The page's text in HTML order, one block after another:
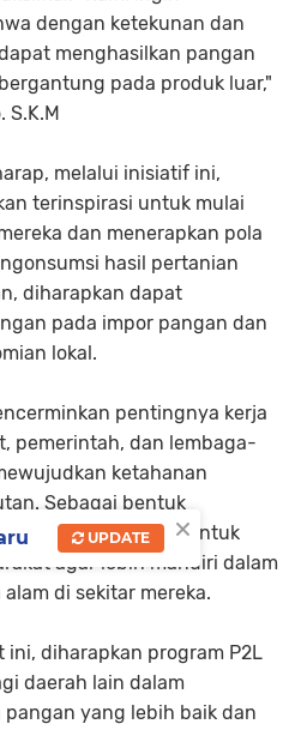
dengan ketekunan dan
menghasilkan pangan
pada produk luar,"
S.K.M
melalui inisiatif ini,
terinspirasi untuk mulai
dan menerapkan pola
hasil pertanian
diharapkan dapat
pada impor pangan dan
lokal.
pentingnya kerja
pemerintah, dan lembaga-
ketahanan
Sebagai bentuk
berkomitmen untuk
agar lebih mandiri dalam
di sekitar mereka.
ini, diharapkan program P2L
daerah lain dalam
yang lebih baik dan
×
UPDATE